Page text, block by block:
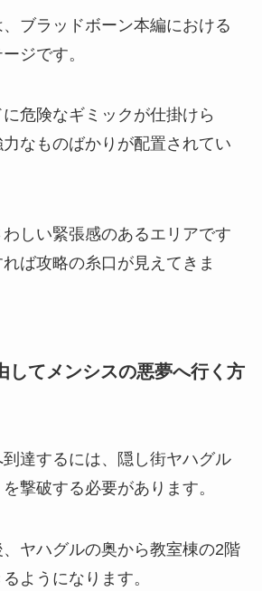
ブラッドボーン本編における
ジです。
危険なギミックが仕掛けら
なものばかりが配置されてい
しい緊張感のあるエリアです
ば攻略の糸口が見えてきま
してメンシスの悪夢へ行く方
達するには、隠し街ヤハグル
撃破する必要があります。
ヤハグルの奥から教室棟の2階
ようになります。